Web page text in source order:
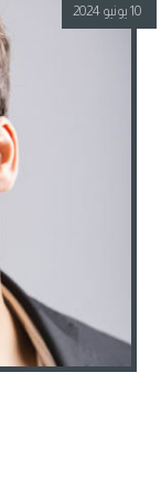
10 يونيو 2024